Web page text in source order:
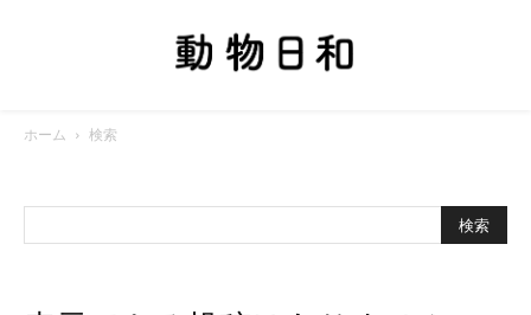
ホーム 検索